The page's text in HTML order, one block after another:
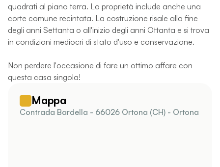
quadrati al piano terra. La proprietà include anche una
corte comune recintata. La costruzione risale alla fine
degli anni Settanta o all'inizio degli anni Ottanta e si trova
in condizioni mediocri di stato d'uso e conservazione.
Non perdere l'occasione di fare un ottimo affare con
questa casa singola!
Mappa
Contrada Bardella - 66026 Ortona (CH) - Ortona